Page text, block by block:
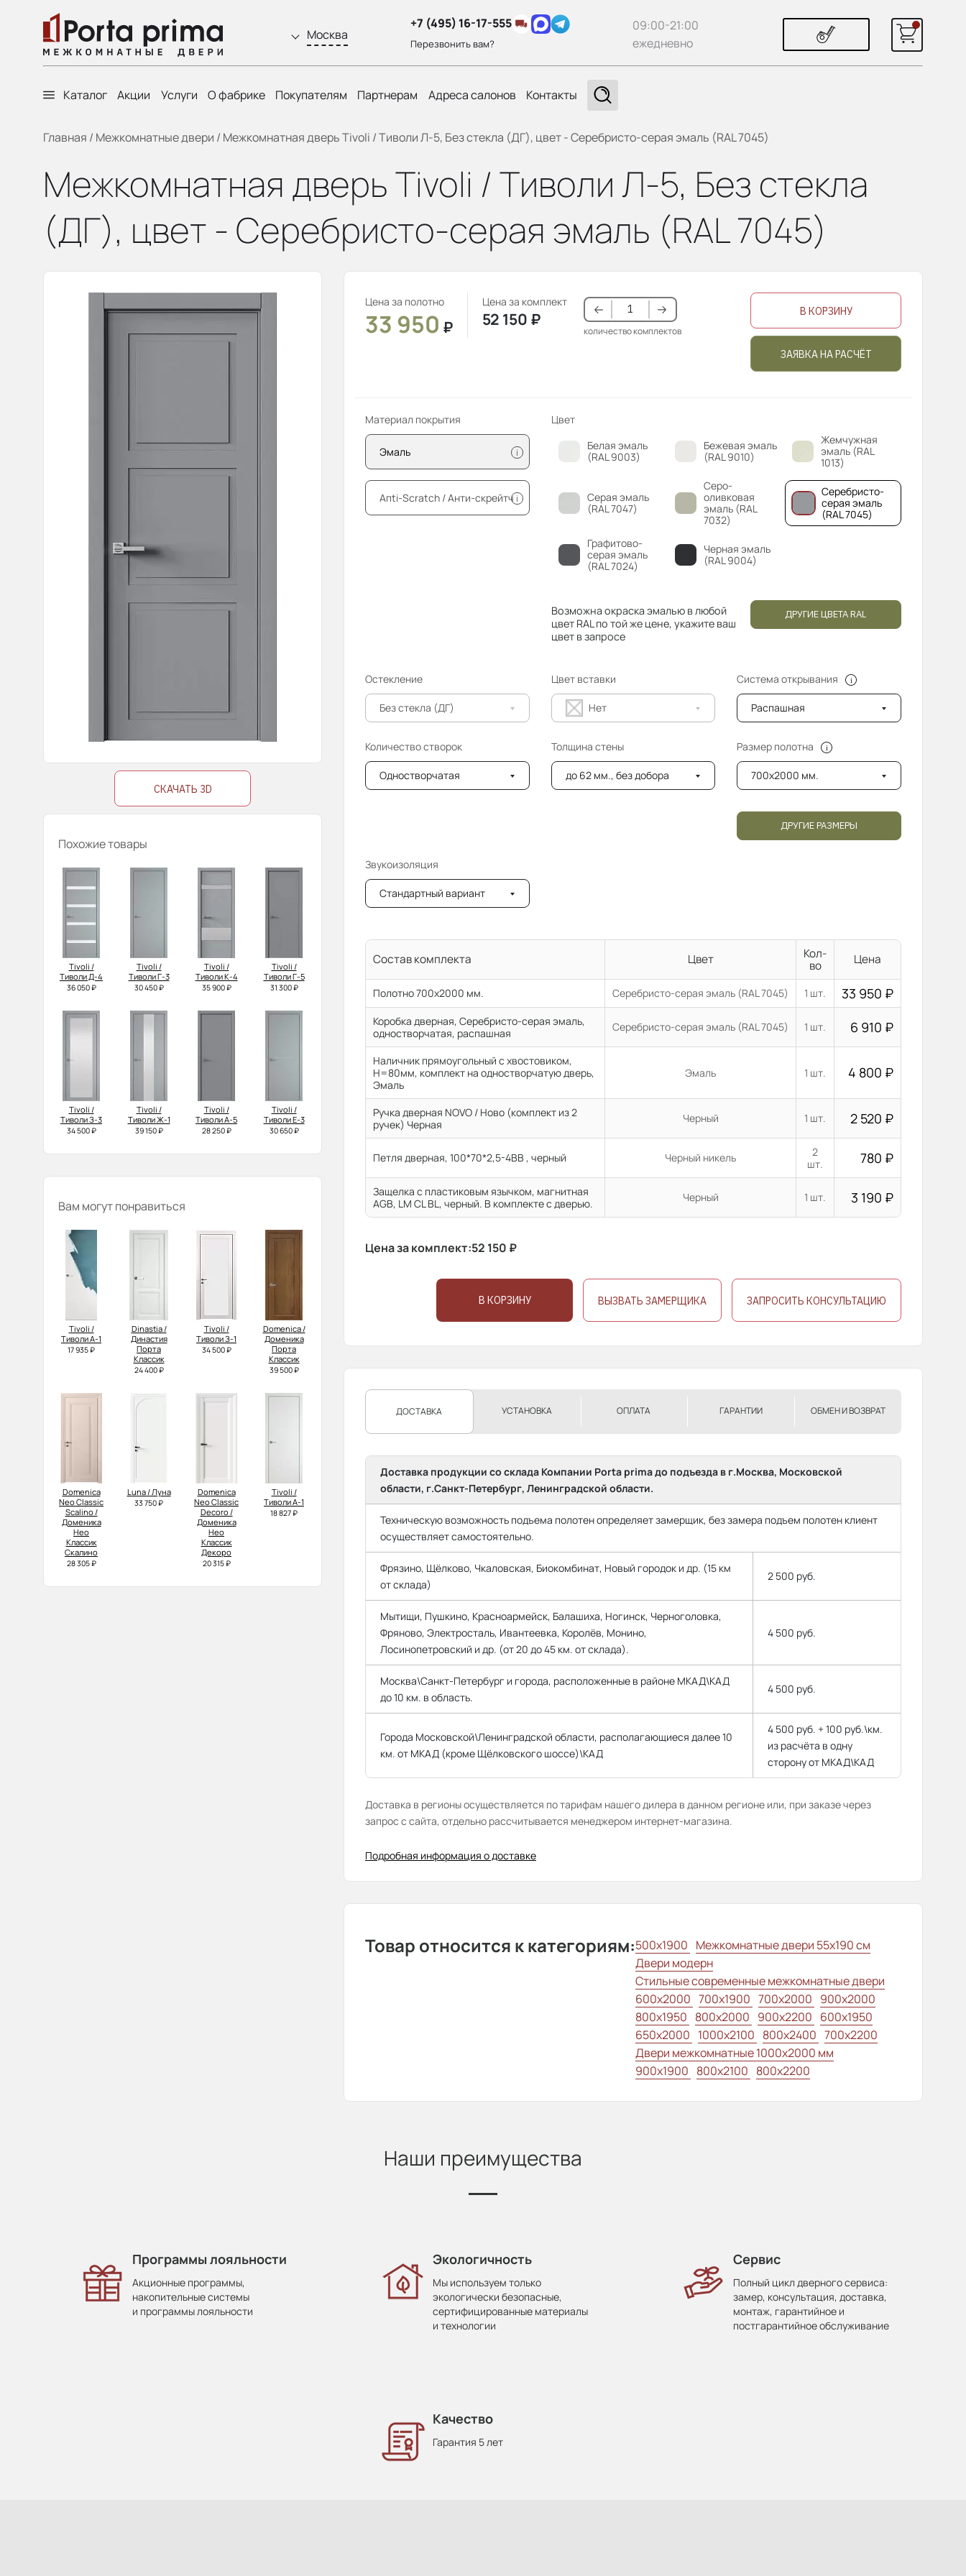
Москва
+7 (495) 16-17-555
Перезвонить вам?
09:00-21:00
ежедневно
Каталог Акции Услуги О фабрике Покупателям Партнерам Адреса салонов Контакты
Главная / Межкомнатные двери / Межкомнатная дверь Tivoli / Тиволи Л-5, Без стекла (ДГ), цвет - Серебристо-серая эмаль (RAL 7045)
Межкомнатная дверь Tivoli / Тиволи Л-5, Без стекла
(ДГ), цвет - Серебристо-серая эмаль (RAL 7045)
СКАЧАТЬ 3D
Похожие товары
Tivoli /
Тиволи Д-4
36 050 ₽
Tivoli /
Тиволи Г-3
30 450 ₽
Tivoli /
Тиволи К-4
35 900 ₽
Tivoli /
Тиволи Г-5
31 300 ₽
Tivoli /
Тиволи З-3
34 500 ₽
Tivoli /
Тиволи Ж-1
39 150 ₽
Tivoli /
Тиволи А-5
28 250 ₽
Tivoli /
Тиволи Е-3
30 650 ₽
Вам могут понравиться
Tivoli /
Тиволи А-1
17 935 ₽
Dinastia /
Династия
Порта
Классик
24 400 ₽
Tivoli /
Тиволи З-1
34 500 ₽
Domenica /
Доменика
Порта
Классик
39 500 ₽
Domenica
Neo Classic
Scalino /
Доменика
Нео
Классик
Скалино
28 305 ₽
Luna / Луна
33 750 ₽
Domenica
Neo Classic
Decoro /
Доменика
Нео
Классик
Декоро
20 315 ₽
Tivoli /
Тиволи А-1
18 827 ₽
Цена за полотно
33 950 ₽
Цена за комплект
52 150 ₽
количество комплектов
В КОРЗИНУ
ЗАЯВКА НА РАСЧЁТ
Материал покрытия
Эмаль i
Апti-Sсrаtсh / Анти-скрейтч i
Цвет
Белая эмаль
(RAL 9003)
Бежевая эмаль
(RAL 9010)
Жемчужная
эмаль (RAL
1013)
Серая эмаль
(RAL 7047)
Серо-
оливковая
эмаль (RAL
7032)
Серебристо-
серая эмаль
(RAL 7045)
Графитово-
серая эмаль
(RAL 7024)
Черная эмаль
(RAL 9004)
Возможна окраска эмалью в любой
цвет RAL по той же цене, укажите ваш
цвет в запросе
ДРУГИЕ ЦВЕТА RAL
Остекление
Без стекла (ДГ)
Цвет вставки
Нет
Система открывания
Распашная
Количество створок
Одностворчатая
Толщина стены
до 62 мм., без добора
Размер полотна
700x2000 мм.
ДРУГИЕ РАЗМЕРЫ
Звукоизоляция
Стандартный вариант
Состав комплекта Цвет
Кол-
во
Цена
Полотно 700x2000 мм. Серебристо-серая эмаль (RAL 7045) 1 шт. 33 950 ₽
Коробка дверная, Серебристо-серая эмаль,
одностворчатая, распашная
Серебристо-серая эмаль (RAL 7045) 1 шт. 6 910 ₽
Наличник прямоугольный с хвостовиком,
H=80мм, комплект на одностворчатую дверь,
Эмаль
Эмаль 1 шт. 4 800 ₽
Ручка дверная NOVO / Ново (комплект из 2
ручек) Черная
Черный 1 шт. 2 520 ₽
Петля дверная, 100*70*2,5-4ВВ , черный Черный никель
2
шт.
780 ₽
Защелка с пластиковым язычком, магнитная
AGB, LM CL BL, черный. В комплекте с дверью.
Черный 1 шт. 3 190 ₽
Цена за комплект:52 150 ₽
В КОРЗИНУ ВЫЗВАТЬ ЗАМЕРЩИКА ЗАПРОСИТЬ КОНСУЛЬТАЦИЮ
ДОСТАВКА УСТАНОВКА ОПЛАТА ГАРАНТИИ ОБМЕН И ВОЗВРАТ
Доставка продукции со склада Компании Porta prima до подъезда в г.Москва, Московской
области, г.Санкт-Петербург, Ленинградской области.
Техническую возможность подъема полотен определяет замерщик, без замера подъем полотен клиент
осуществляет самостоятельно.
Фрязино, Щёлково, Чкаловская, Биокомбинат, Новый городок и др. (15 км
от склада)
2 500 руб.
Мытищи, Пушкино, Красноармейск, Балашиха, Ногинск, Черноголовка,
Фряново, Электросталь, Ивантеевка, Королёв, Монино,
Лосинопетровский и др. (от 20 до 45 км. от склада).
4 500 руб.
Москва\Санкт-Петербург и города, расположенные в районе МКАД\КАД
до 10 км. в область.
4 500 руб.
Города Московской\Ленинградской области, располагающиеся далее 10
км. от МКАД (кроме Щёлковского шоссе)\КАД
4 500 руб. + 100 руб.\км.
из расчёта в одну
сторону от МКАД\КАД
Доставка в регионы осуществляется по тарифам нашего дилера в данном регионе или, при заказе через
запрос с сайта, отдельно рассчитывается менеджером интернет-магазина.
Подробная информация о доставке
Товар относится к категориям:500x1900 Межкомнатные двери 55х190 см
Двери модерн
Стильные современные межкомнатные двери
600x2000 700x1900 700x2000 900x2000
800х1950 800x2000 900x2200 600x1950
650x2000 1000x2100 800x2400 700x2200
Двери межкомнатные 1000х2000 мм
900x1900 800x2100 800x2200
Наши преимущества
Программы лояльности
Акционные программы,
накопительные системы
и программы лояльности
Экологичность
Мы используем только
экологически безопасные,
сертифицированные материалы
и технологии
Сервис
Полный цикл дверного сервиса:
замер, консультация, доставка,
монтаж, гарантийное и
постгарантийное обслуживание
Качество
Гарантия 5 лет